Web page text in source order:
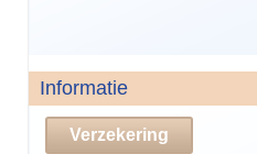
Informatie
Verzekering